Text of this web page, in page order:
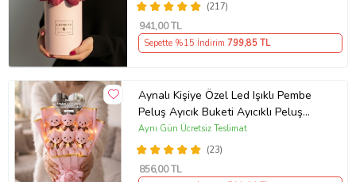
(217)
941,00 TL
Sepette %15 İndirim 799,85 TL
Aynalı Kişiye Özel Led Işıklı Pembe
Peluş Ayıcık Buketi Ayıcıklı Peluş
Buket
(23)
Aynı Gün Ücretsiz Teslimat
856,00 TL